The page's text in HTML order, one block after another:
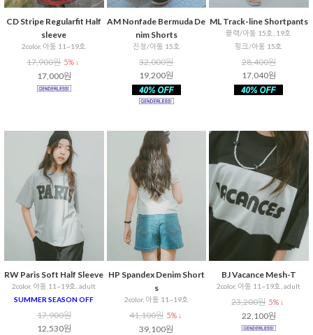
CD Stripe Regularfit Half
sleeve
2color, 아동 11~19호
17,900원 5% ↓
17,000원
AM Nonfade Bermuda De
nim Shorts
진청/아동 15호
32,000원
19,200원
ML Track-line Shortpants
블랙/아동 15호, 19호
핑크/아동 15호
28,400원
17,040원
RW Paris Soft Half Sleeve
2color, 아동 11~19호, adult
SUMMER SEASON OFF
17,900원
12,530원
HP Spandex Denim Short
s
2color, 아동 11~19호
41,100원 5% ↓
39,100원
BJ Vacance Mesh-T
2color, 아동 11~19호, adult
23,200원 5% ↓
22,100원